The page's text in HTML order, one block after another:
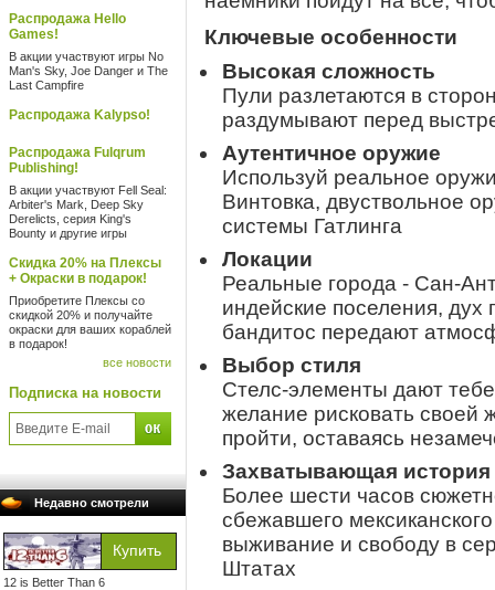
Распродажа Hello
Games!
В акции участвуют игры No
Man's Sky, Joe Danger и The
Last Campfire
Распродажа Kalypso!
Распродажа Fulqrum
Publishing!
В акции участвуют Fell Seal:
Arbiter's Mark, Deep Sky
Derelicts, серия King's
Bounty и другие игры
Скидка 20% на Плексы
+ Окраски в подарок!
Приобретите Плексы со
скидкой 20% и получайте
окраски для ваших кораблей
в подарок!
все новости
Подписка на новости
Недавно смотрели
12 is Better Than 6
Ключевые особенности
Высокая сложность
Пули разлетаются в
раздумывают перед
Аутентичное оружие
Используй реальное
Винтовка, двуствольное
системы Гатлинга
Локации
Реальные города - Сан-
индейские поселения,
бандитос передают
Выбор стиля
Стелс-элементы дают
желание рисковать
пройти, оставаясь
Захватывающая история
Более шести часов
сбежавшего
выживание и свободу в
Штатах